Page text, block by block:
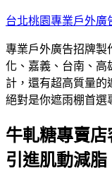
跳
主
要
內
容
台北桃園專業戶外廣
專業戶外廣告招牌製
化、嘉義、台南、高
計，還有超高質量的
絕對是你遮雨棚首選
牛軋糖專賣
引進肌動減脂